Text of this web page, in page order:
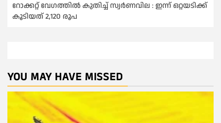
റോക്കറ്റ് വേഗത്തില്‍ കുതിച്ച് സ്വര്‍ണവില : ഇന്ന് ഒറ്റയടിക്ക്
കൂടിയത് 2,120 രൂപ
YOU MAY HAVE MISSED